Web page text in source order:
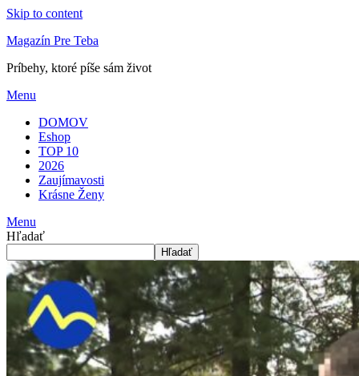
Skip to content
Magazín Pre Teba
Príbehy, ktoré píše sám život
Menu
DOMOV
Eshop
TOP 10
2026
Zaujímavosti
Krásne Ženy
Menu
Hľadať
Hľadať